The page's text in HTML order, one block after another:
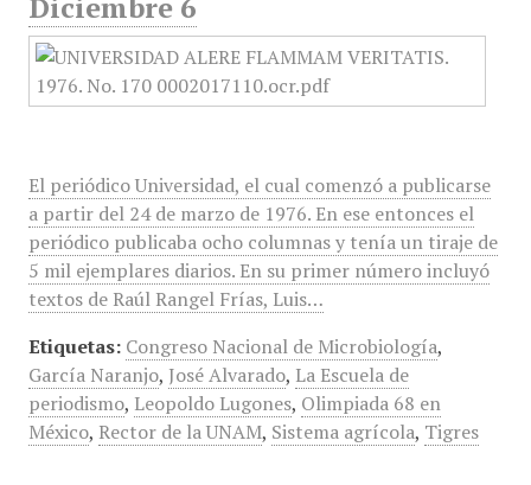
El periódico Universidad, el cual comenzó a publicarse
a partir del 24 de marzo de 1976. En ese entonces el
periódico publicaba ocho columnas y tenía un tiraje de
5 mil ejemplares diarios. En su primer número incluyó
textos de Raúl Rangel Frías, Luis…
Etiquetas: Congreso Nacional de Microbiología,
García Naranjo, José Alvarado, La Escuela de
periodismo, Leopoldo Lugones, Olimpiada 68 en
México, Rector de la UNAM, Sistema agrícola, Tigres